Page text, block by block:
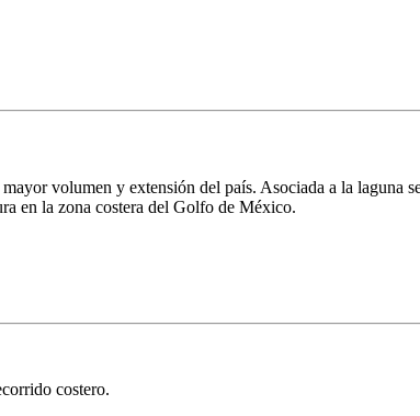
volumen y extensión del país. Asociada a la
en la zona costera del Golfo de México.
costero.